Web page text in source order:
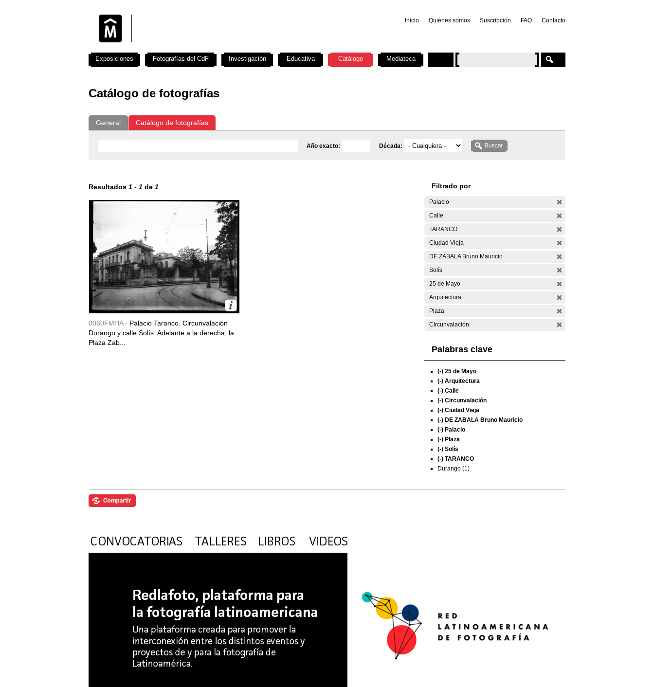
Inicio Quiénes somos Suscripción FAQ Contacto
Catálogo de fotografías
General Catálogo de fotografías
Año exacto: Década:
Resultados 1 - 1 de 1
0060FMHA - Palacio Taranco. Circunvalación
Durango y calle Solís. Adelante a la derecha, la
Plaza Zab...
Filtrado por
Palacio
Calle
TARANCO
Ciudad Vieja
DE ZABALA Bruno Mauricio
Solís
25 de Mayo
Arquitectura
Plaza
Circunvalación
Palabras clave
(-) 25 de Mayo
(-) Arquitectura
(-) Calle
(-) Circunvalación
(-) Ciudad Vieja
(-) DE ZABALA Bruno Mauricio
(-) Palacio
(-) Plaza
(-) Solís
(-) TARANCO
Durango (1)
Exposiciones Fotografías del CdF Investigación Educativa Catálogo Mediateca